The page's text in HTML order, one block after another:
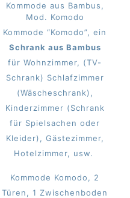
Kommode aus Bambus,
Mod. Komodo
Kommode “Komodo”, ein
Schrank aus Bambus
für Wohnzimmer, (TV-
Schrank) Schlafzimmer
(Wäscheschrank),
Kinderzimmer (Schrank
für Spielsachen oder
Kleider), Gästezimmer,
Hotelzimmer, usw.
Kommode Komodo, 2
Türen, 1 Zwischenboden